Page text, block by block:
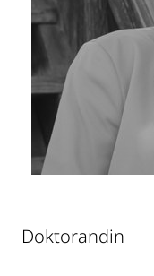
Doktorandin